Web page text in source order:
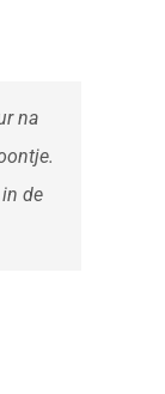
na
de